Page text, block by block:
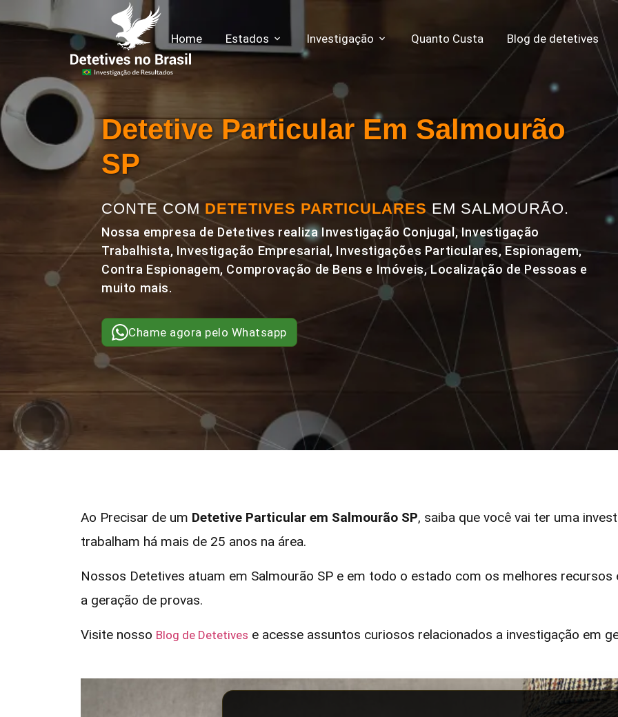
Home Estados Investigação Quanto Custa Blog de detetives
Detetive Particular Em Salmourão
SP
CONTE COM DETETIVES PARTICULARESEM SALMOURÃO.
Nossa empresa de Detetives realiza Investigação Conjugal, Investigação
Trabalhista, Investigação Empresarial, Investigações Particulares, Espionagem,
Contra Espionagem, Comprovação de Bens e Imóveis, Localização de Pessoas e
muito mais.
Chame agora pelo Whatsapp
Ao Precisar de um Detetive Particular em Salmourão SP, saiba que você vai ter uma
trabalham há mais de 25 anos na área.
Nossos Detetives atuam em Salmourão SP e em todo o estado com os melhores
a geração de provas.
Visite nosso Blog de Detetives e acesse assuntos curiosos relacionados a investigação em